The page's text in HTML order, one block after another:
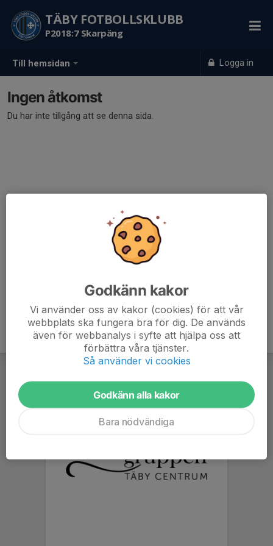
Till hemsidan Logga in
TÄBY FOTBOLLSKLUBB
P2018:7 Skarpäng
Ingen åtkomst
Du har inte tillgång att se denna sida.
Godkänn kakor
Vi använder oss av kakor (cookies) för att vår
webbplats ska fungera bra för dig. De används
även för webbanalys i syfte att hjälpa oss att
förbättra våra tjänster.
Så använder vi cookies
Godkänn alla kakor
Bara nödvändiga